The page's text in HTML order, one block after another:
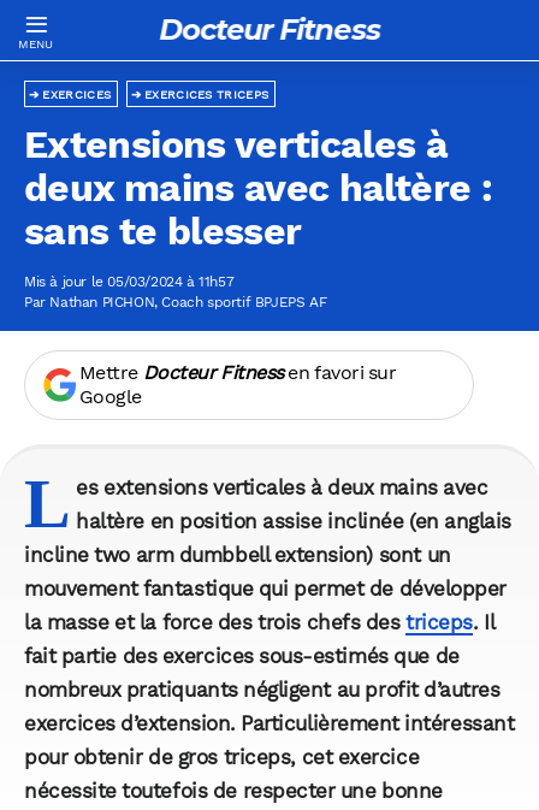
Docteur Fitness
EXERCICES TRICEPS
EXERCICES
Extensions verticales à
deux mains avec haltère :
sans te blesser
Mis à jour le 05/03/2024 à 11h57
Par Nathan PICHON, Coach sportif BPJEPS AF
Mettre Docteur Fitnessen favori sur
Google
L es extensions verticales à deux mains avec
haltère en position assise inclinée (en anglais
incline two arm dumbbell extension) sont un
mouvement fantastique qui permet de développer
la masse et la force des trois chefs destriceps. Il
fait partie des exercices sous-estimés que de
nombreux pratiquants négligent au profit d’autres
exercices d’extension. Particulièrement intéressant
pour obtenir de gros triceps, cet exercice
nécessite toutefois de respecter une bonne